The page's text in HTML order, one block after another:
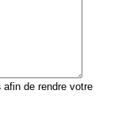
afin de rendre votre